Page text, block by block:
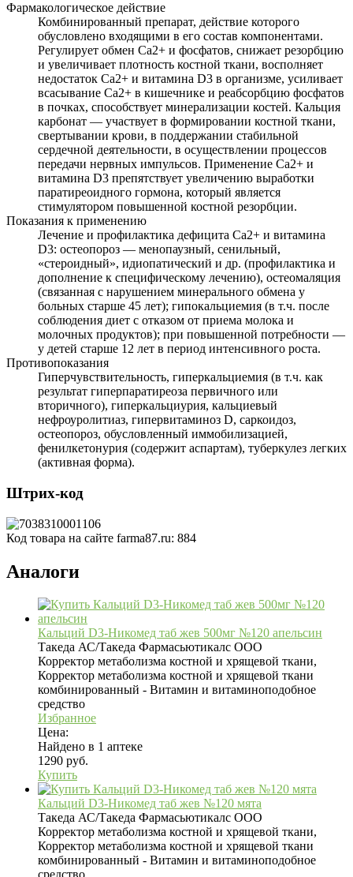
Фармакологическое действие
Комбинированный препарат, действие которого
обусловлено входящими в его состав компонентами.
Регулирует обмен Ca2+ и фосфатов, снижает резорбцию
и увеличивает плотность костной ткани, восполняет
недостаток Ca2+ и витамина D3 в организме, усиливает
всасывание Ca2+ в кишечнике и реабсорбцию фосфатов
в почках, способствует минерализации костей. Кальция
карбонат — участвует в формировании костной ткани,
свертывании крови, в поддержании стабильной
сердечной деятельности, в осуществлении процессов
передачи нервных импульсов. Применение Ca2+ и
витамина D3 препятствует увеличению выработки
паратиреоидного гормона, который является
стимулятором повышенной костной резорбции.
Показания к применению
Лечение и профилактика дефицита Ca2+ и витамина
D3: остеопороз — менопаузный, сенильный,
«стероидный», идиопатический и др. (профилактика и
дополнение к специфическому лечению), остеомаляция
(связанная с нарушением минерального обмена у
больных старше 45 лет); гипокальциемия (в т.ч. после
соблюдения диет с отказом от приема молока и
молочных продуктов); при повышенной потребности —
у детей старше 12 лет в период интенсивного роста.
Противопоказания
Гиперчувствительность, гиперкальциемия (в т.ч. как
результат гиперпаратиреоза первичного или
вторичного), гиперкальциурия, кальциевый
нефроуролитиаз, гипервитаминоз D, саркоидоз,
остеопороз, обусловленный иммобилизацией,
фенилкетонурия (содержит аспартам), туберкулез легких
(активная форма).
Штрих-код
Код товара на сайте farma87.ru: 884
Аналоги
Кальций D3-Никомед таб жев 500мг №120 апельсин
Такеда АС/Такеда Фармасьютикалс ООО
Корректор метаболизма костной и хрящевой ткани,
Корректор метаболизма костной и хрящевой ткани
комбинированный - Витамин и витаминоподобное
средство
Избранное
Цена:
Найдено в 1 аптеке
1290 руб.
Купить
Кальций D3-Никомед таб жев №120 мята
Такеда АС/Такеда Фармасьютикалс ООО
Корректор метаболизма костной и хрящевой ткани,
Корректор метаболизма костной и хрящевой ткани
комбинированный - Витамин и витаминоподобное